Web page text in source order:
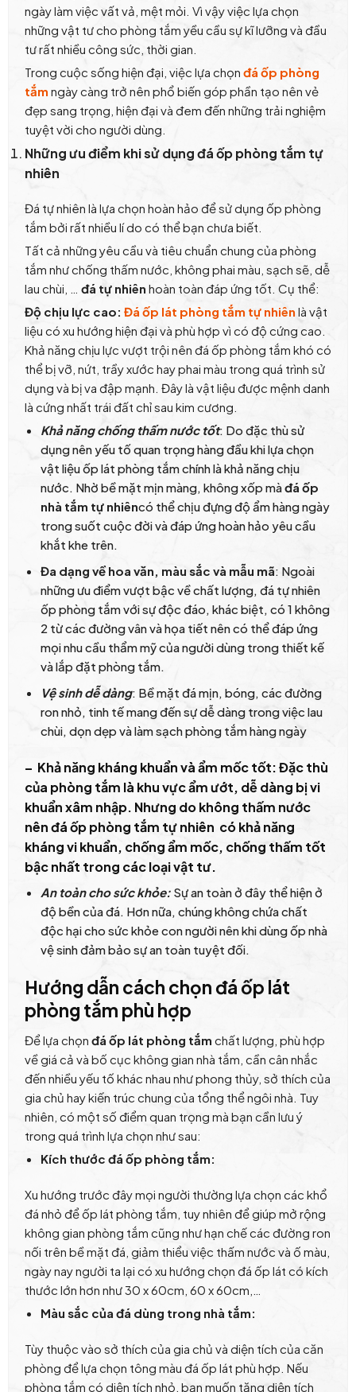
ngày làm việc vất vả, mệt mỏi. Vì vậy việc lựa chọn
những vật tư cho phòng tắm yều cầu sự kĩ lưỡng và đầu
tư rất nhiều công sức, thời gian.
Trong cuộc sống hiện đại, việc lựa chọn đá ốp phòng
tắm ngày càng trở nên phổ biến góp phần tạo nên vẻ
đẹp sang trọng, hiện đại và đem đến những trải nghiệm
tuyệt vời cho người dùng.
Những ưu điểm khi sử dụng đá ốp phòng tắm tự
nhiên
Đá tự nhiên là lựa chọn hoàn hảo để sử dụng ốp phòng
tắm bởi rất nhiều lí do có thể bạn chưa biết.
Tất cả những yêu cầu và tiêu chuẩn chung của phòng
tắm như chống thấm nước, không phai màu, sạch sẽ, dễ
lau chùi, … đá tự nhiên hoàn toàn đáp ứng tốt. Cụ thể:
Độ chịu lực cao: Đá ốp lát phòng tắm tự nhiên là vật
liệu có xu hướng hiện đại và phù hợp vì có độ cứng cao.
Khả năng chịu lực vượt trội nên đá ốp phòng tắm khó có
thể bị vỡ, nứt, trầy xước hay phai màu trong quá trình sử
dụng và bị va đập mạnh. Đây là vật liệu được mệnh danh
là cứng nhất trái đất chỉ sau kim cương.
Khả năng chống thấm nước tốt: Do đặc thù sử
dụng nên yếu tố quan trọng hàng đầu khi lựa chọn
vật liệu ốp lát phòng tắm chính là khả năng chịu
nước. Nhờ bề mặt mịn màng, không xốp màđá ốp
nhà tắm tự nhiêncó thể chịu đựng độ ẩm hàng ngày
trong suốt cuộc đời và đáp ứng hoàn hảo yêu cầu
khắt khe trên.
Đa dạng về hoa văn, màu sắc và mẫu mã: Ngoài
những ưu điểm vượt bậc về chất lượng, đá tự nhiên
ốp phòng tắm với sự độc đáo, khác biệt, có 1 không
2 từ các đường vân và họa tiết nên có thể đáp ứng
mọi nhu cầu thẩm mỹ của người dùng trong thiết kế
và lắp đặt phòng tắm.
Vệ sinh dễ dàng: Bề mặt đá mịn, bóng, các đường
ron nhỏ, tinh tế mang đến sự dễ dàng trong việc lau
chùi, dọn dẹp và làm sạch phòng tắm hàng ngày
– Khả năng kháng khuẩn và ẩm mốc tốt:Đặc thù
của phòng tắm là khu vực ẩm ướt, dễ dàng bị vi
khuẩn xâm nhập. Nhưng do không thấm nước
nên đá ốp phòng tắm tự nhiên có khả năng
kháng vi khuẩn, chống ẩm mốc, chống thấm tốt
bậc nhất trong các loại vật tư.
An toàn cho sức khỏe: Sự an toàn ở đây thể hiện ở
độ bền của đá. Hơn nữa, chúng không chứa chất
độc hại cho sức khỏe con người nên khi dùng ốp nhà
vệ sinh đảm bảo sự an toàn tuyệt đối.
Hướng dẫn cách chọn đá ốp lát
phòng tắm phù hợp
Để lựa chọn đá ốp lát phòng tắm chất lượng, phù hợp
về giá cả và bố cục không gian nhà tắm, cần cân nhắc
đến nhiều yếu tố khác nhau như phong thủy, sở thích của
gia chủ hay kiến trúc chung của tổng thể ngôi nhà. Tuy
nhiên, có một số điểm quan trọng mà bạn cần lưu ý
trong quá trình lựa chọn như sau:
Kích thước đá ốp phòng tắm:
Xu hướng trước đây mọi người thường lựa chọn các khổ
đá nhỏ để ốp lát phòng tắm, tuy nhiên để giúp mở rộng
không gian phòng tắm cũng như hạn chế các đường ron
nối trên bề mặt đá, giảm thiểu việc thấm nước và ố màu,
ngày nay người ta lại có xu hướng chọn đá ốp lát có kích
thước lớn hơn như 30 x 60cm, 60 x 60cm,…
Màu sắc của đá dùng trong nhà tắm:
Tùy thuộc vào sở thích của gia chủ và diện tích của căn
phòng để lựa chọn tông màu đá ốp lát phù hợp. Nếu
phòng tắm có diện tích nhỏ, bạn muốn tăng diện tích